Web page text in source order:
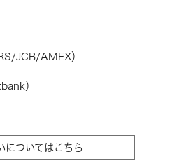
JCB/AMEX）
）
についてはこちら